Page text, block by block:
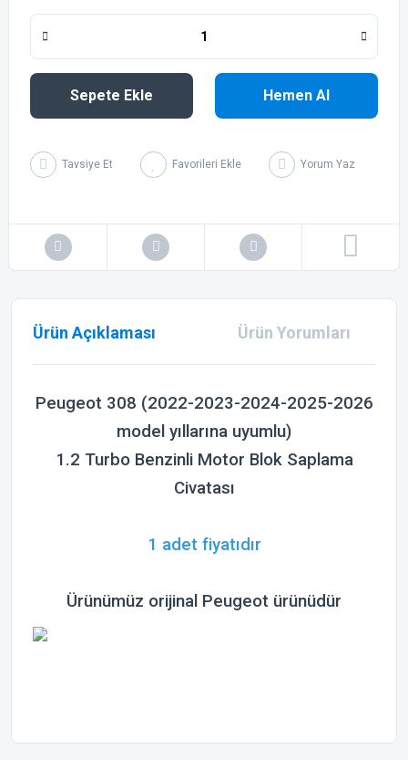
Sepete Ekle Hemen Al
Tavsiye Et Yorum Yaz
Ürün Açıklaması Ürün Yorumları
Peugeot 308 (2022-2023-2024-2025-2026
model yıllarına uyumlu)
1.2 Turbo Benzinli Motor Blok Saplama
Civatası
1 adet fiyatıdır
Ürünümüz orijinal Peugeot ürünüdür